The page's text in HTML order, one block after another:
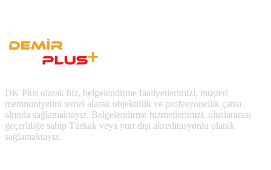
DK Plus olarak biz, belgelendirme faaliyetlerimizi, müşteri
memnuniyetini temel alarak objektiflik ve profesyonellik çatısı
altında sağlamaktayız. Belgelendirme hizmetlerimizi, uluslararası
geçerliliğe sahip Türkak veya yurt dışı akreditasyonlu olarak
sağlamaktayız.